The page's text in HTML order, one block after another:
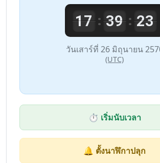
17: 39: 23
วันเสาร์ที่ 26 มิถุนายน
(UTC)
⏱️ เริ่มนับเวลา
🔔 ตั้งนาฬิกาปลุก